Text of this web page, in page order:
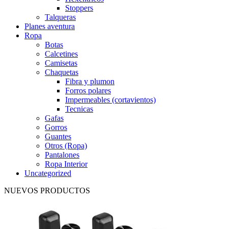
Stoppers
Talqueras
Planes aventura
Ropa
Botas
Calcetines
Camisetas
Chaquetas
Fibra y plumon
Forros polares
Impermeables (cortavientos)
Tecnicas
Gafas
Gorros
Guantes
Otros (Ropa)
Pantalones
Ropa Interior
Uncategorized
NUEVOS PRODUCTOS